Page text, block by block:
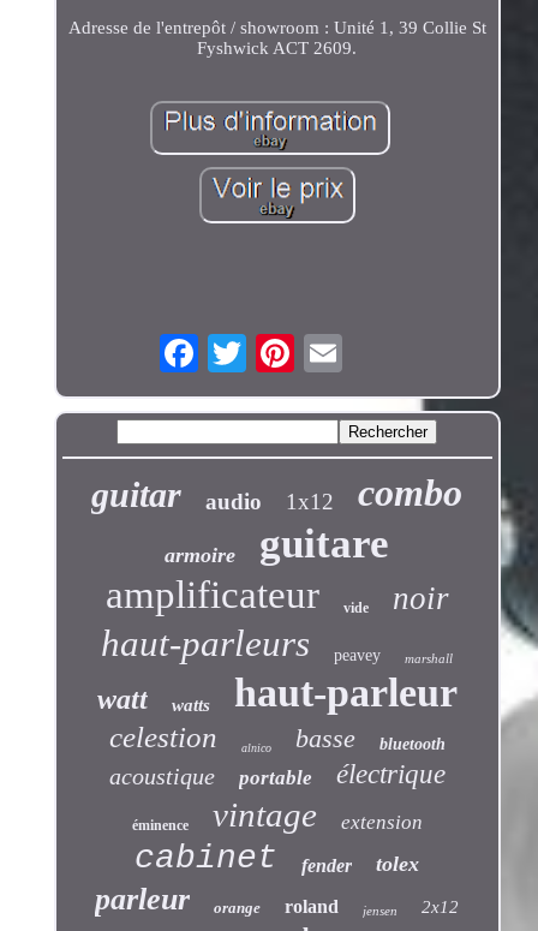
Adresse de l'entrepôt / showroom : Unité 1, 39 Collie St
Fyshwick ACT 2609.
guitar audio 1x12 combo
armoire guitare
amplificateur vide noir
haut-parleurs peavey marshall
watt watts haut-parleur
celestion alnico basse bluetooth
acoustique portable électrique
éminence vintage extension
cabinet fender tolex
parleur orange roland jensen 2x12